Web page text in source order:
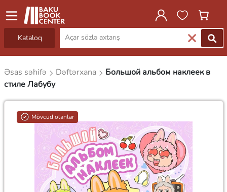
Kataloq
Əsas səhifə Dəftərxana
Большой альбом наклеек в
стиле Лабубу
Mövcud olanlar